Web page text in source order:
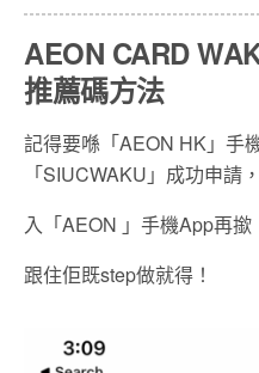
AEON CARD
推薦碼方法
記得要喺「AEON HK」手
「SIUCWAKU」成功申請
入「AEON 」手機App再
跟住佢既step做就得！